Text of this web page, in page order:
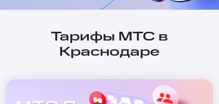
Тарифы МТС в
Краснодаре